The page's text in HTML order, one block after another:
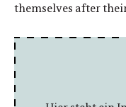
themselves after